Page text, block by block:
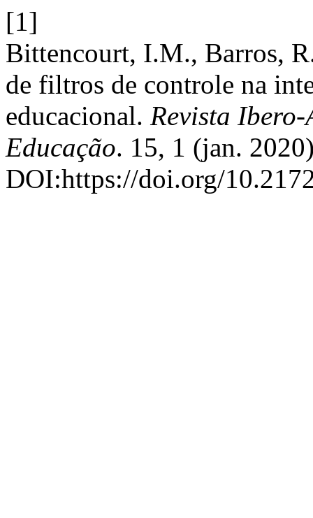
[1]
Bittencourt, I.M., Barros,
de filtros de controle na
educacional. Revista Ibero-
Educação. 15, 1 (jan.
DOI:https://doi.org/